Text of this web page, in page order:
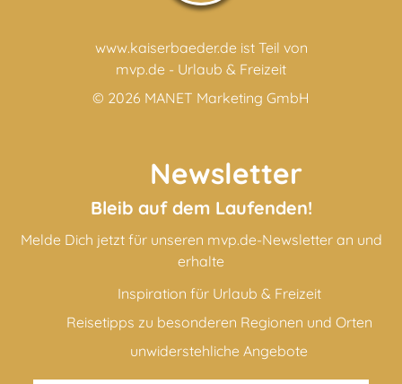
www.kaiserbaeder.de ist Teil von
mvp.de - Urlaub & Freizeit
© 2026 MANET Marketing GmbH
Newsletter
Bleib auf dem Laufenden!
Melde Dich jetzt für unseren mvp.de-Newsletter an und
erhalte
Inspiration für Urlaub & Freizeit
Reisetipps zu besonderen Regionen und Orten
unwiderstehliche Angebote